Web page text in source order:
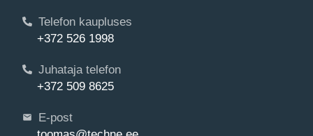
Telefon kaupluses
+372 526 1998
Juhataja telefon
+372 509 8625
E-post